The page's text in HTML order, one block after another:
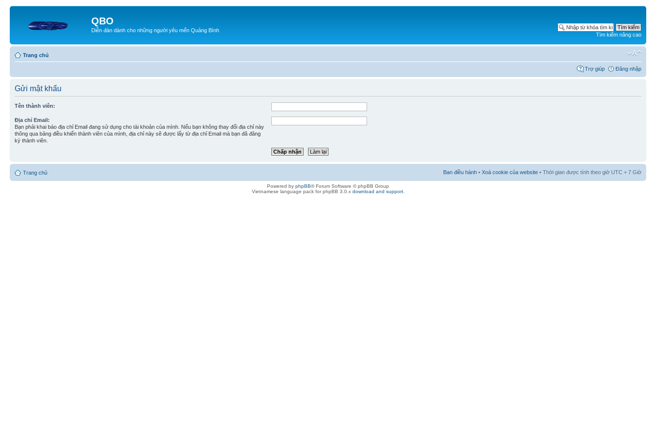
QBO
Diễn đàn dành cho những người yêu mến Quảng Bình
Tìm kiếm nâng cao
Trang chủ
Trợ giúp Đăng nhập
Gửi mật khẩu
Tên thành viên:
Địa chỉ Email:
Bạn phải khai báo địa chỉ Email đang sử dụng cho tài khoản của mình. Nếu bạn không thay đổi địa chỉ này
thông qua bảng điều khiển thành viên của mình, địa chỉ này sẽ được lấy từ địa chỉ Email mà bạn đã đăng
ký thành viên.
Trang chủ Ban điều hành • Xoá cookie của website • Thời gian được tính theo giờ UTC + 7 Giờ
Powered by phpBB® Forum Software © phpBB Group
Vietnamese language pack for phpBB 3.0.x download and support.